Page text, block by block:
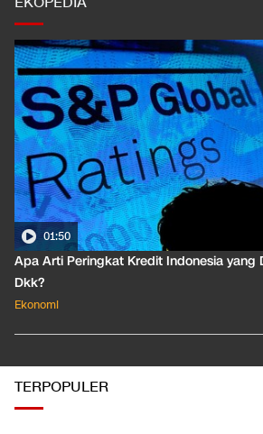
01:50
Apa Arti Peringkat Kredit Indonesia yang
Dkk?
Ekonomi
TERPOPULER